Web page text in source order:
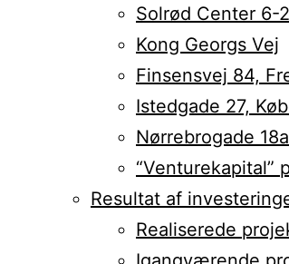
Solrød Center 6-
Kong Georgs Vej
Finsensvej 84,
Istedgade 27,
Nørrebrogade 18a
“Venturekapital”
Resultat af
Realiserede